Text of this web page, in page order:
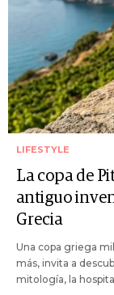
LIFESTYLE
La copa de
antiguo
Grecia
Una copa griega
más, invita a
mitología, la